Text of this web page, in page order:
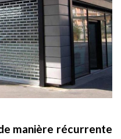
manière récurrente